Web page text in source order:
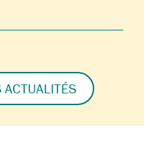
ACTUALITÉS